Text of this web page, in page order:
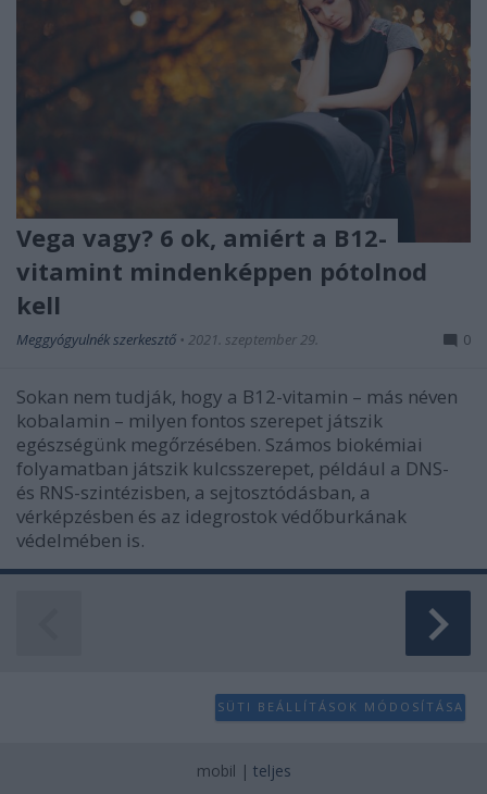
Vega vagy? 6 ok, amiért a B12-
vitamint mindenképpen pótolnod
kell
Meggyógyulnék szerkesztő • 2021. szeptember 29. 0
Sokan nem tudják, hogy a B12-vitamin – más néven
kobalamin – milyen fontos szerepet játszik
egészségünk megőrzésében. Számos biokémiai
folyamatban játszik kulcsszerepet, például a DNS-
és RNS-szintézisben, a sejtosztódásban, a
vérképzésben és az idegrostok védőburkának
védelmében is.
SÜTI BEÁLLÍTÁSOK MÓDOSÍTÁSA
mobil | teljes